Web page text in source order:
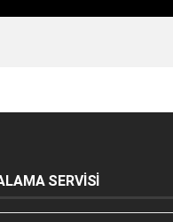
SERVİSİ